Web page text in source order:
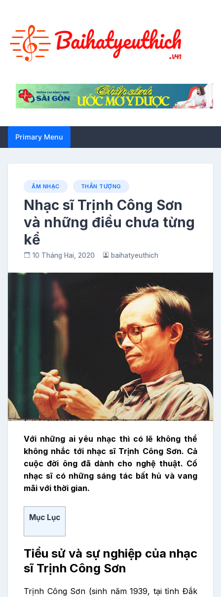
content
Primary Menu
ÂM NHẠC THẦN TƯỢNG
Nhạc sĩ Trịnh Công Sơn
và những điều chưa từng
kể
10 Tháng Hai, 2020 baihatyeuthich
Với những ai yêu nhạc thì có lẽ không thể
không nhắc tới nhạc sĩ Trịnh Công Sơn. Cả
cuộc đời ông đã dành cho nghệ thuật. Cố
nhạc sĩ có những sáng tác bất hủ và vang
mãi với thời gian.
Mục Lục
Tiểu sử và sự nghiệp của nhạc
sĩ Trịnh Công Sơn
Trịnh Công Sơn (sinh năm 1939, tại tỉnh Đắk